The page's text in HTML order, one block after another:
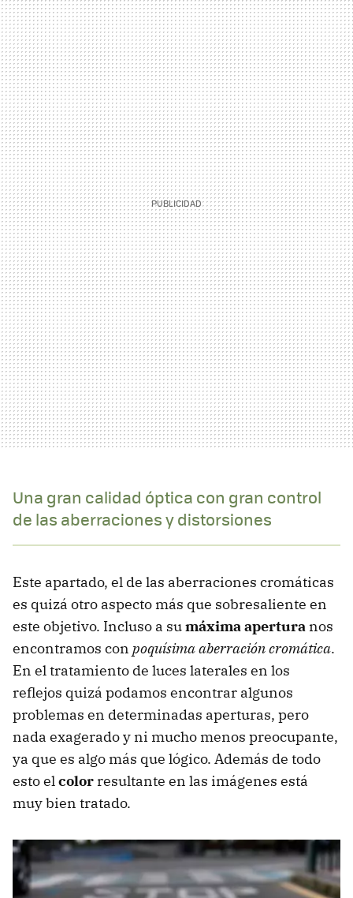
Una gran calidad óptica con gran control
de las aberraciones y distorsiones
Este apartado, el de las aberraciones cromáticas
es quizá otro aspecto más que sobresaliente en
este objetivo. Incluso a sumáxima apertura nos
encontramos con poquísima aberración cromática.
En el tratamiento de luces laterales en los
reflejos quizá podamos encontrar algunos
problemas en determinadas aperturas, pero
nada exagerado y ni mucho menos preocupante,
ya que es algo más que lógico. Además de todo
esto el color resultante en las imágenes está
muy bien tratado.